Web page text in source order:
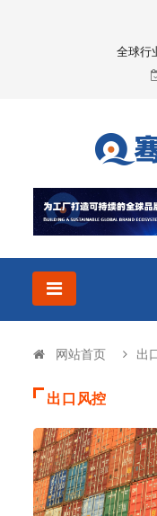
全球行
网站首页 出
出口风控